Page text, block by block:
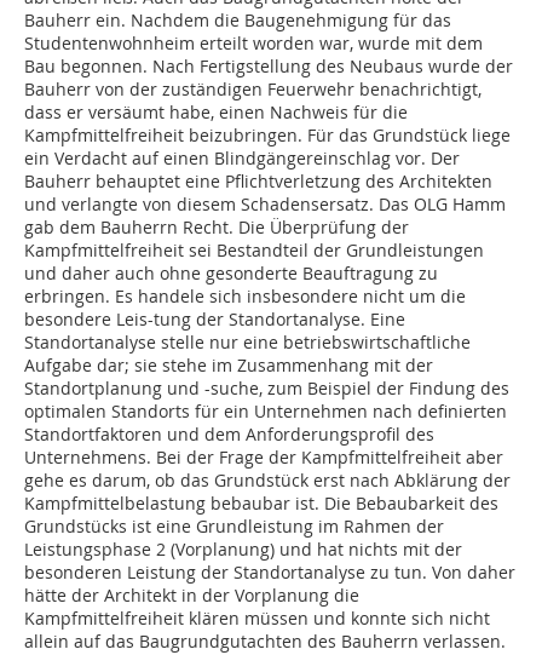
Bauherr ein. Nachdem die Baugenehmigung für das
Studentenwohnheim erteilt worden war, wurde mit dem
Bau begonnen. Nach Fertigstellung des Neubaus wurde der
Bauherr von der zuständigen Feuerwehr benachrichtigt,
dass er versäumt habe, einen Nachweis für die
Kampfmittelfreiheit beizubringen. Für das Grundstück liege
ein Verdacht auf einen Blindgängereinschlag vor. Der
Bauherr behauptet eine Pflichtverletzung des Architekten
und verlangte von diesem Schadensersatz. Das OLG Hamm
gab dem Bauherrn Recht. Die Überprüfung der
Kampfmittelfreiheit sei Bestandteil der Grundleistungen
und daher auch ohne gesonderte Beauftragung zu
erbringen. Es handele sich insbesondere nicht um die
besondere Leis-tung der Standortanalyse. Eine
Standortanalyse stelle nur eine betriebswirtschaftliche
Aufgabe dar; sie stehe im Zusammenhang mit der
Standortplanung und -suche, zum Beispiel der Findung des
optimalen Standorts für ein Unternehmen nach definierten
Standortfaktoren und dem Anforderungsprofil des
Unternehmens. Bei der Frage der Kampfmittelfreiheit aber
gehe es darum, ob das Grundstück erst nach Abklärung der
Kampfmittelbelastung bebaubar ist. Die Bebaubarkeit des
Grundstücks ist eine Grundleistung im Rahmen der
Leistungsphase 2 (Vorplanung) und hat nichts mit der
besonderen Leistung der Standortanalyse zu tun. Von daher
hätte der Architekt in der Vorplanung die
Kampfmittelfreiheit klären müssen und konnte sich nicht
allein auf das Baugrundgutachten des Bauherrn verlassen.